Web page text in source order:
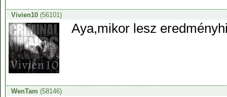
Vivien10(56101)
Aya,mikor lesz
WenTam (58146)